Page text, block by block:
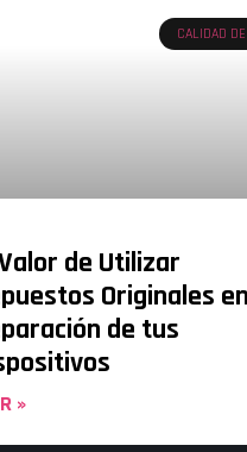
CALIDAD
de Utilizar
Originales
de tus
»